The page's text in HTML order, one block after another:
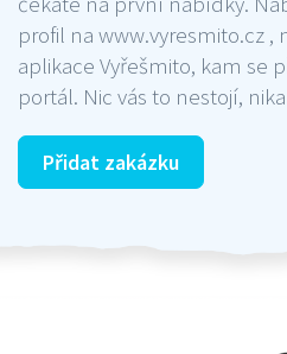
profil na www.vyresmito.cz
aplikace Vyřešmito, kam se
portál. Nic vás to nestojí,
Přidat zakázku